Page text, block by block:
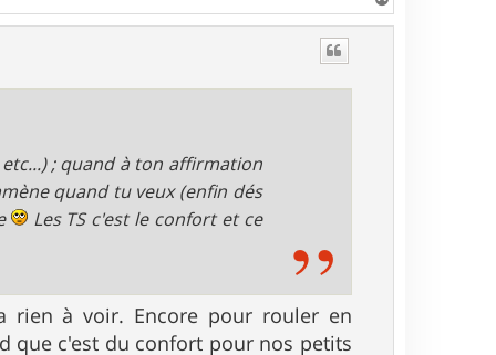
a
; quand à ton affirmation
quand tu veux (enfin dés
Les TS c'est le confort et ce
rien à voir. Encore pour rouler en
que c'est du confort pour nos petits